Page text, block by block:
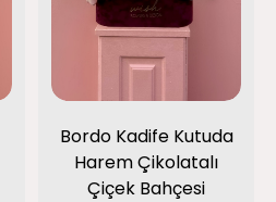
Bordo Kadife Kutuda
Harem Çikolatalı
Çiçek Bahçesi